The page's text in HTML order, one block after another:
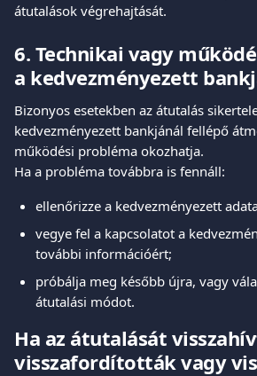
átutalások végrehajtását.
6. Technikai vagy
a kedvezményezett
Bizonyos esetekben az átutalás
kedvezményezett bankjánál fellépő
működési probléma okozhatja.
Ha a probléma továbbra is fennáll:
ellenőrizze a kedvezményezett
vegye fel a kapcsolatot a
további információért;
próbálja meg később újra, vagy
átutalási módot.
Ha az átutalását
visszafordították vagy